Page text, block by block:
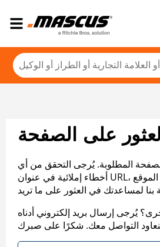
على الصفحة
المطلوبة. يُرجى التحقق من أي
أخطاء إملائية في عنوان URL، أو عرض خريطة الموقع
يُرجى إرسال بريد إلكتروني أدناه